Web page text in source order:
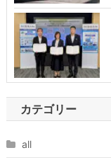
カテゴリー
all